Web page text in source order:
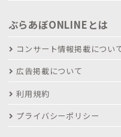
ぶらあぼONLINEとは
コンサート情報掲載につい
広告掲載について
利用規約
プライバシーポリシー